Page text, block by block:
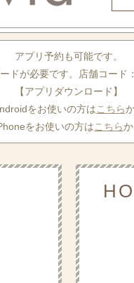
アプリ予約も可能です。
ドが必要です。店舗コード
【アプリダウンロード】
をお使いの方はこちら
をお使いの方はこちら